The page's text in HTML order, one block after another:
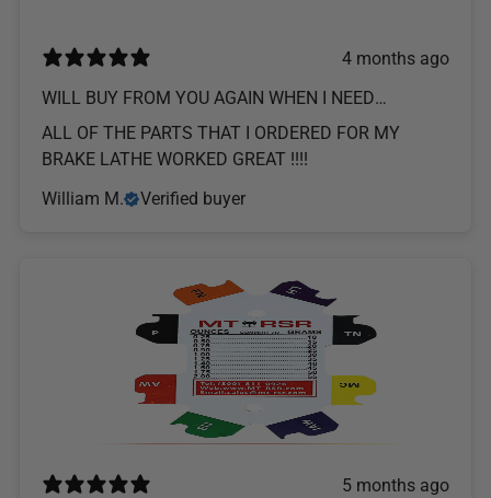
4 months ago
WILL BUY FROM YOU AGAIN WHEN I NEED
SOMETHING ELSE !! THANKS !!!
ALL OF THE PARTS THAT I ORDERED FOR MY
BRAKE LATHE WORKED GREAT !!!!
William M.
Verified buyer
5 months ago